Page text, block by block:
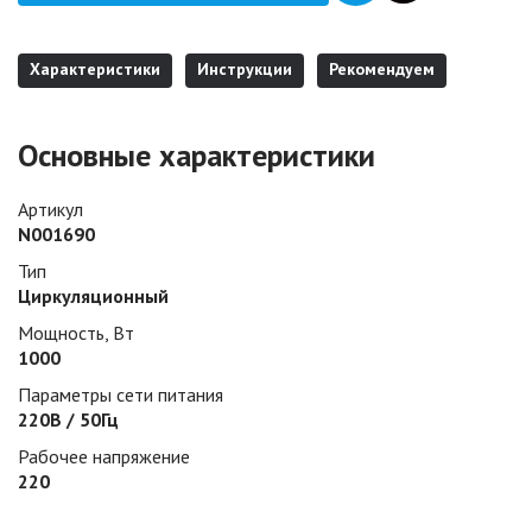
Характеристики Инструкции Рекомендуем
Основные характеристики
Артикул
N001690
Тип
Циркуляционный
Мощность, Вт
1000
Параметры сети питания
220В / 50Гц
Рабочее напряжение
220